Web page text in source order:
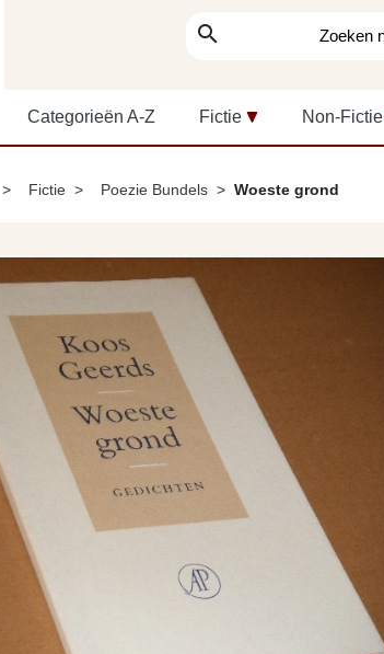
search
Categorieën A-Z Fictie Non-Fictie
Fictie Poezie Bundels Woeste grond